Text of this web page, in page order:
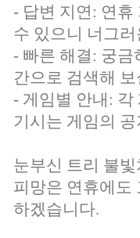
- 답변 지연: 연휴
수 있으니 너그
- 빠른 해결: 궁금
간으로 검색해
- 게임별 안내: 각
기시는 게임의
눈부신 트리 불
피망은 연휴에도
하겠습니다.